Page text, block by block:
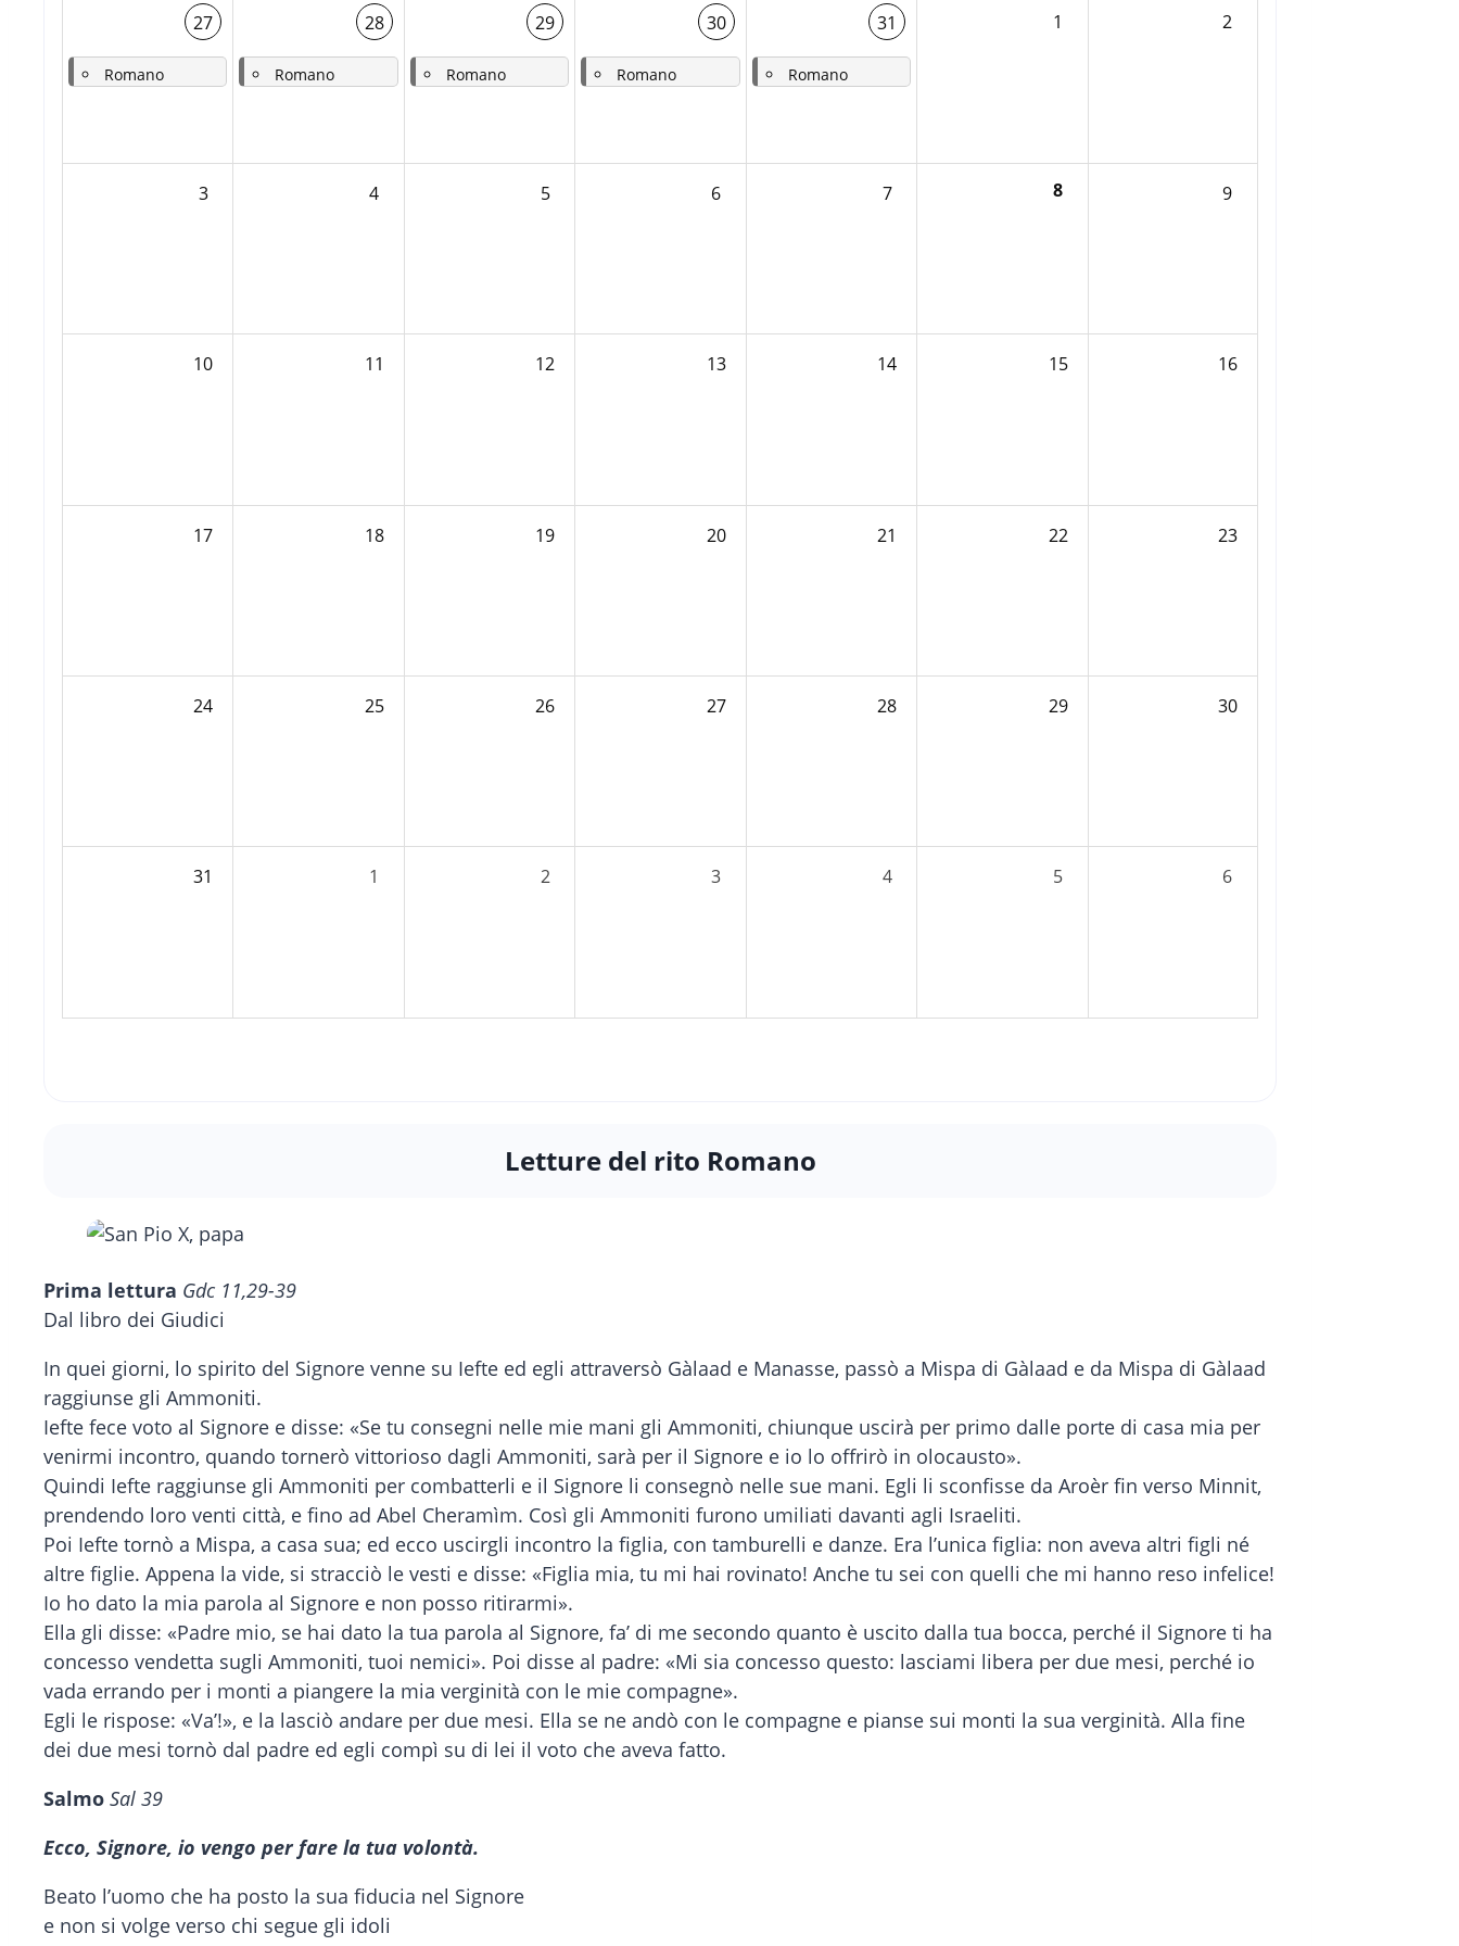
27
Romano
28
Romano
29
Romano
30
Romano
31
Romano
1 2
3 4 5 6 7 8 9
10 11 12 13 14 15 16
17 18 19 20 21 22 23
24 25 26 27 28 29 30
31 1 2 3 4 5 6
Letture del rito Romano
Prima lettura Gdc 11,29-39
Dal libro dei Giudici
In quei giorni, lo spirito del Signore venne su Iefte ed egli attraversò Gàlaad e Manasse, passò a Mispa di Gàlaad e da Mispa di Gàlaad
raggiunse gli Ammoniti.
Iefte fece voto al Signore e disse: «Se tu consegni nelle mie mani gli Ammoniti, chiunque uscirà per primo dalle porte di casa mia per
venirmi incontro, quando tornerò vittorioso dagli Ammoniti, sarà per il Signore e io lo offrirò in olocausto».
Quindi Iefte raggiunse gli Ammoniti per combatterli e il Signore li consegnò nelle sue mani. Egli li sconfisse da Aroèr fin verso Minnit,
prendendo loro venti città, e fino ad Abel Cheramìm. Così gli Ammoniti furono umiliati davanti agli Israeliti.
Poi Iefte tornò a Mispa, a casa sua; ed ecco uscirgli incontro la figlia, con tamburelli e danze. Era l’unica figlia: non aveva altri figli né
altre figlie. Appena la vide, si stracciò le vesti e disse: «Figlia mia, tu mi hai rovinato! Anche tu sei con quelli che mi hanno reso infelice!
Io ho dato la mia parola al Signore e non posso ritirarmi».
Ella gli disse: «Padre mio, se hai dato la tua parola al Signore, fa’ di me secondo quanto è uscito dalla tua bocca, perché il Signore ti ha
concesso vendetta sugli Ammoniti, tuoi nemici». Poi disse al padre: «Mi sia concesso questo: lasciami libera per due mesi, perché io
vada errando per i monti a piangere la mia verginità con le mie compagne».
Egli le rispose: «Va’!», e la lasciò andare per due mesi. Ella se ne andò con le compagne e pianse sui monti la sua verginità. Alla fine
dei due mesi tornò dal padre ed egli compì su di lei il voto che aveva fatto.
Salmo Sal 39
Ecco, Signore, io vengo per fare la tua volontà.
Beato l’uomo che ha posto la sua fiducia nel Signore
e non si volge verso chi segue gli idoli